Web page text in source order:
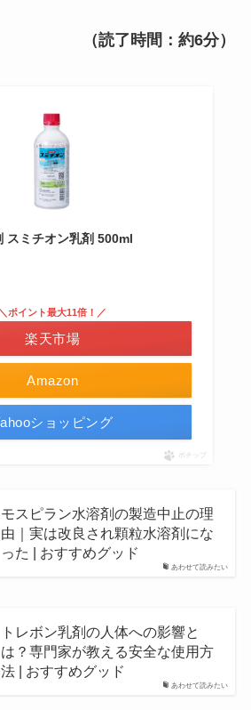
（読了時間：約6分）
スミチオン乳剤 500ml
Amazon
＼ポイント最大11倍！／
楽天市場
ショッピング
ポチップ
あわせて読みたい
モスピラン水溶剤の製造中止の理
由｜実は改良され顆粒水溶剤にな
った | おすすめグッド
あわせて読みたい
トレボン乳剤の人体への影響と
は？専門家が教える安全な使用方
法 | おすすめグッド